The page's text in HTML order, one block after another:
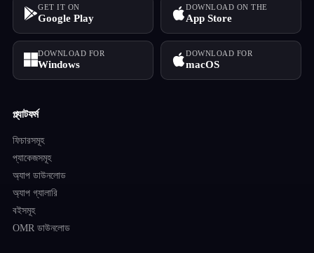
GET IT ON
Google Play
DOWNLOAD ON THE
App Store
DOWNLOAD FOR
Windows
DOWNLOAD FOR
macOS
প্ল্যাটফর্ম
ফিচারসমূহ
প্যাকেজসমূহ
অ্যাপ ডাউনলোড
অ্যাপ গ্যালারি
বইসমূহ
OMR ডাউনলোড